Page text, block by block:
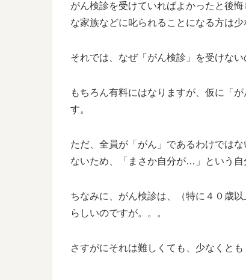
がん検診を受けていればよかったと後
な家族などに叱られることになる方は少
それでは、なぜ「がん検診」を受けない
もちろん有料にはなりますが、仮に「
す。
ただ、全員が「がん」であるわけでは
ないため、「まさか自分が…」という自
ちなみに、がん検診は、（特に４０歳
らしいのですが。。。
さすがにそれは難しくても、少なくと